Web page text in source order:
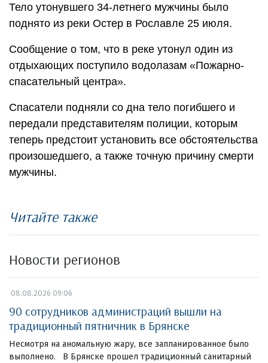
Тело утонувшего 34-летнего мужчины было
поднято из реки Остер в Рославле 25 июля.
Сообщение о том, что в реке утонул один из
отдыхающих поступило водолазам «Пожарно-
спасательный центра».
Спасатели подняли со дна тело погибшего и
передали представителям полиции, которым
теперь предстоит установить все обстоятельства
произошедшего, а также точную причину смерти
мужчины.
Читайте также
Новости регионов
08.08.2026 09:06
90 сотрудников администраций вышли на
традиционный пятничник в Брянске
Несмотря на аномальную жару, все запланированное было
выполнено. В Брянске прошел традиционный санитарный